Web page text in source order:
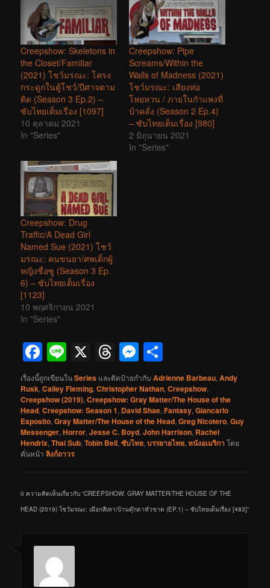
Creepshow: Skeletons in
the Closet/Familiar
(2021) โชว์มรณะ: โครง
กระดูกในตู้โชว์/ปีศาจตาม
ติด (Season 3 Ep.2) –
ซับไทยเต็มเรื่อง [1097]
10 ตุลาคม 2021
In "Series"
Creepshow: Pipe
Screams/Within the
Walls of Madness (2021)
โชว์มรณะ: เสียงท่อ
โหยหวน / ภายในกำแพงที่
บ้าคลั่ง (Season 2 Ep.4)
– ซับไทยเต็มเรื่อง [980]
2 มิถุนายน 2021
In "Series"
Creepshow: Drug
Traffic/A Dead Girl
Named Sue (2021) โชว์
มรณะ: คนขนยา/ศพเด็กผู้
หญิงชื่อซู (Season 3 Ep.
6) – ซับไทยเต็มเรื่อง
[1123]
10 พฤศจิกายน 2021
In "Series"
Facebook
Line
X Threads
Messenger
เรื่องนี้ถูกเขียนในSeries และติดป้ายกำกับAdrienne Barbeau,Andy
Rusk,Cailey Fleming,Christopher Nathan,Creepshow,
Creepshow (2019),Creepshow: Gray Matter/The House of the
Head,Creepshow: Season 1, David Shae,Fantasy,Giancarlo
Esposito,Gray Matter/The House of the Head,Greg Nicotero,Guy
Messenger,Horror,Jesse C. Boyd,John Harrison, Rachel
Hendrix,Thai Sub,Tobin Bell,ซับไทย,บรรยายไทย,หนังอเมริกา โดย
คั่นหน้าลิงก์ถาวร
0 ความคิดเห็นเกี่ยวกับ “CREEPSHOW: GRAY MATTER/THE HOUSE OF THE
HEAD (2019) โชว์มรณะ: เมือกสีเทา/บ้านตุ๊กตาหัวขาด (EP.1) – ซับไทยเต็มเรื่อง [483]”